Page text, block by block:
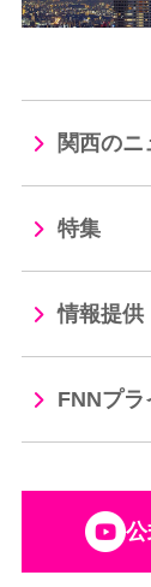
関西のニ
特集
情報提供
FNNプ